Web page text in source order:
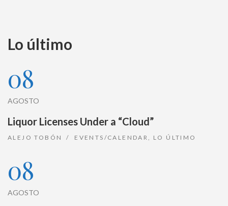
Lo último
08
AGOSTO
Liquor Licenses Under a “Cloud”
ALEJO TOBÓN EVENTS/CALENDAR LO ÚLTIMO
08
AGOSTO